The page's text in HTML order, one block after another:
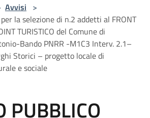
Avvisi >
per la selezione di n.2 addetti al FRONT
TURISTICO del Comune di
Bando PNRR -M1C3 Interv. 2.1–
Storici – progetto locale di
e sociale
PUBBLICO